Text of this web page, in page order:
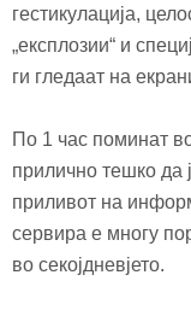
гестикулација,
„експлозии“ и
ги гледаат на
По 1 час поминат
прилично тешко да
приливот на
сервира е многу
во секојдневјето.